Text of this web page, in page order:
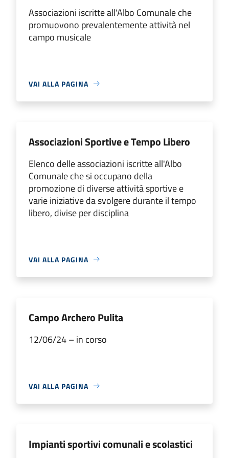
Associazioni iscritte all'Albo Comunale che
promuovono prevalentemente attività nel
campo musicale
VAI ALLA PAGINA
Associazioni Sportive e Tempo Libero
Elenco delle associazioni iscritte all'Albo
Comunale che si occupano della
promozione di diverse attività sportive e
varie iniziative da svolgere durante il tempo
libero, divise per disciplina
VAI ALLA PAGINA
Campo Archero Pulita
12/06/24 – in corso
VAI ALLA PAGINA
Impianti sportivi comunali e scolastici